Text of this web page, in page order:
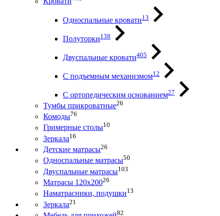
Односпальные кровати13
Полуторки138
Двуспальные кровати405
С подъемным механизмом12
С ортопедическим основанием27
Тумбы прикроватные26
Комоды76
Гримерные столы10
Зеркала16
Детские матрасы26
Односпальные матрасы50
Двуспальные матрасы103
Матрасы 120х20026
Наматрасники, подушки13
Зеркала21
82